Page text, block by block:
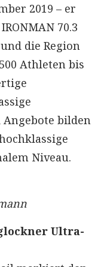
2019 – er
70.3
die Region
Athleten bis
bilden
Niveau.
Ultra-